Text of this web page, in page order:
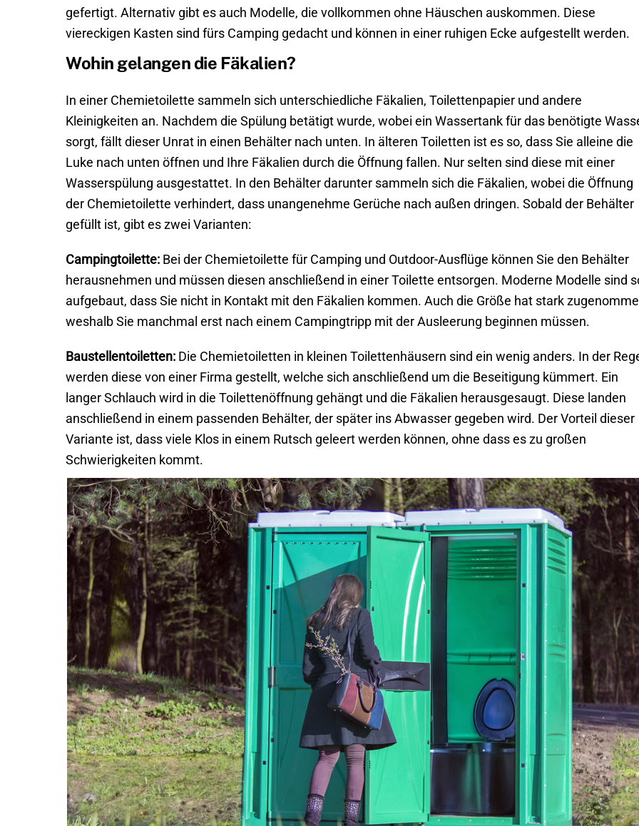
gefertigt. Alternativ gibt es auch Modelle, die vollkommen ohne Häuschen auskommen. Diese
viereckigen Kasten sind fürs Camping gedacht und können in einer ruhigen Ecke aufgestellt werden.
Wohin gelangen die Fäkalien?
In einer Chemietoilette sammeln sich unterschiedliche Fäkalien, Toilettenpapier und andere
Kleinigkeiten an. Nachdem die Spülung betätigt wurde, wobei ein Wassertank für das benötigte
sorgt, fällt dieser Unrat in einen Behälter nach unten. In älteren Toiletten ist es so, dass Sie alleine die
Luke nach unten öffnen und Ihre Fäkalien durch die Öffnung fallen. Nur selten sind diese mit einer
Wasserspülung ausgestattet. In den Behälter darunter sammeln sich die Fäkalien, wobei die Öffnung
der Chemietoilette verhindert, dass unangenehme Gerüche nach außen dringen. Sobald der Behälter
gefüllt ist, gibt es zwei Varianten:
Campingtoilette: Bei der Chemietoilette für Camping und Outdoor-Ausflüge können Sie den Behälter
herausnehmen und müssen diesen anschließend in einer Toilette entsorgen. Moderne Modelle sind
aufgebaut, dass Sie nicht in Kontakt mit den Fäkalien kommen. Auch die Größe hat stark
weshalb Sie manchmal erst nach einem Campingtripp mit der Ausleerung beginnen müssen.
Baustellentoiletten: Die Chemietoiletten in kleinen Toilettenhäusern sind ein wenig anders. In der
werden diese von einer Firma gestellt, welche sich anschließend um die Beseitigung kümmert. Ein
langer Schlauch wird in die Toilettenöffnung gehängt und die Fäkalien herausgesaugt. Diese landen
anschließend in einem passenden Behälter, der später ins Abwasser gegeben wird. Der Vorteil dieser
Variante ist, dass viele Klos in einem Rutsch geleert werden können, ohne dass es zu großen
Schwierigkeiten kommt.